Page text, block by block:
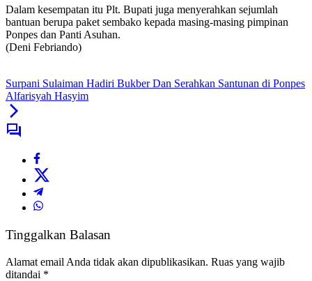
Dalam kesempatan itu Plt. Bupati juga menyerahkan sejumlah
bantuan berupa paket sembako kepada masing-masing pimpinan
Ponpes dan Panti Asuhan.
(Deni Febriando)
Surpani Sulaiman Hadiri Bukber Dan Serahkan Santunan di Ponpes
Alfarisyah Hasyim
Tinggalkan Balasan
Alamat email Anda tidak akan dipublikasikan. Ruas yang wajib
ditandai *